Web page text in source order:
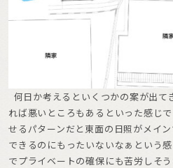
何日か考えるといくつかの案が出て
れば悪いところもあるといった感じ
せるパターンだと東面の日照がメイ
できるのにもったいないなぁという
でプライベートの確保にも苦労しそ